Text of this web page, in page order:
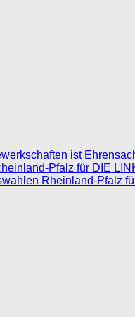
ist
Pfalz für DIE
Rheinland-Pfalz